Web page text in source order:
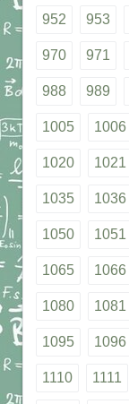
952 953
970 971
988 989
1005 1006
1020 1021
1035 1036
1050 1051
1065 1066
1080 1081
1095 1096
1110 1111